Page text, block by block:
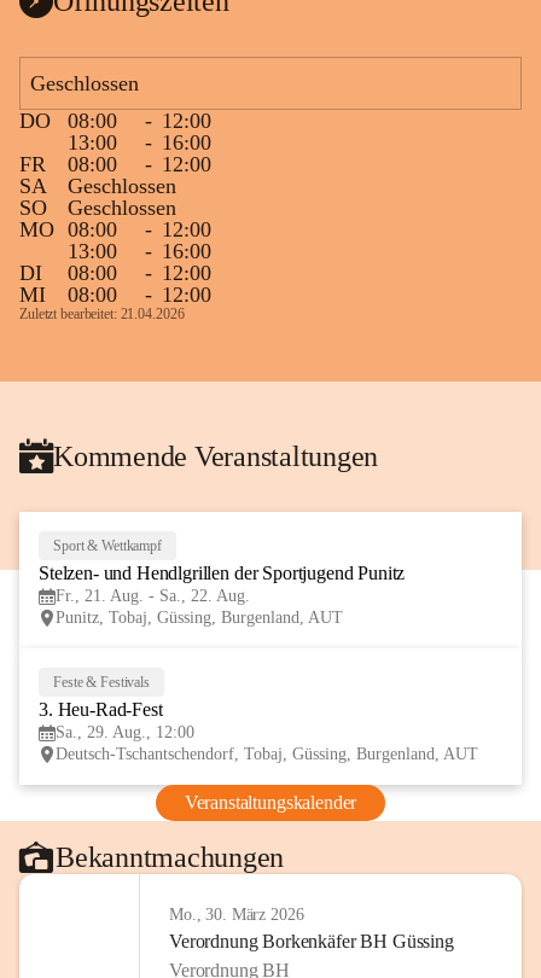
Spende >lesenswerter< Bücher und
vorsortiert in die Bücherzelle eingeräumt
werden können.
Gleichzeitig möchten wir uns bei all Jenen
sehr herzlich bedanken, die bereits viele
tolle Bücher spendiert haben.
Geschlossen
DO
08:00 - 12:00
13:00
- 16:00
FR
08:00 - 12:00
SA
Geschlossen
SO
Geschlossen
MO 08:00 - 12:00
13:00
- 16:00
DI
08:00 - 12:00
MI
08:00 - 12:00
Zuletzt bearbeitet: 21.04.2026
Kommende Veranstaltungen
Sport & Wettkampf
Stelzen- und Hendlgrillen der Sportjugend Punitz
Fr., 21. Aug. - Sa., 22. Aug.
Punitz, Tobaj, Güssing, Burgenland, AUT
Feste & Festivals
3. Heu-Rad-Fest
Sa., 29. Aug., 12:00
Deutsch-Tschantschendorf, Tobaj, Güssing, Burgenland, AUT
Veranstaltungskalender
Bekanntmachungen
Mo., 30. März 2026
Verordnung Borkenkäfer BH Güssing
Verordnung BH